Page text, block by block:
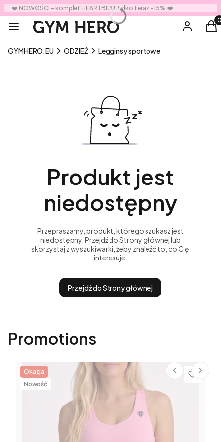
❤️ NOWOŚCI - komplet HEARTBEAT tylko teraz -15%.❤️
Menu Zaloguj się
GYMHERO.EU ODZIEŻ Legginsy sportowe
Produkt jest
niedostępny
Przepraszamy, produkt, którego szukasz jest
niedostępny. Przejdź do Strony głównej lub
skorzystaj z wyszukiwarki, żeby znaleźć to, co Cię
interesuje.
Przejdź do Strony głównej
Promotions
Okazja
Nowość